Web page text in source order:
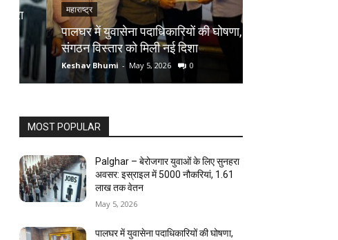
महाराष्ट्र
पालघर में युवासेना पदाधिकारियों की घोषणा,
संगठन विस्तार को मिली नई दिशा
Keshav Bhumi - May 5, 2026 0
MOST POPULAR
Palghar – बेरोजगार युवाओं के लिए सुनहरा
अवसर: इस्राइल में 5000 नौकरियां, ₹1.61
लाख तक वेतन
May 5, 2026
पालघर में युवासेना पदाधिकारियों की घोषणा,